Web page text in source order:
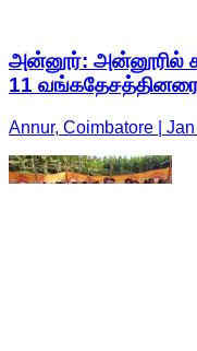
அன்னூர்: அன்னூரில்
11
Annur, Coimbatore |